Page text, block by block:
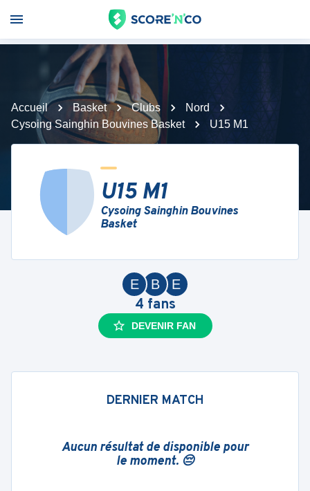
Accueil Basket Clubs
Nord
Cysoing Sainghin Bouvines Basket
U15 M1
U15 M1
Cysoing Sainghin Bouvines
Basket
E
B
E
4 fans
DEVENIR FAN
DERNIER MATCH
Aucun résultat de disponible pour
le moment. 😔